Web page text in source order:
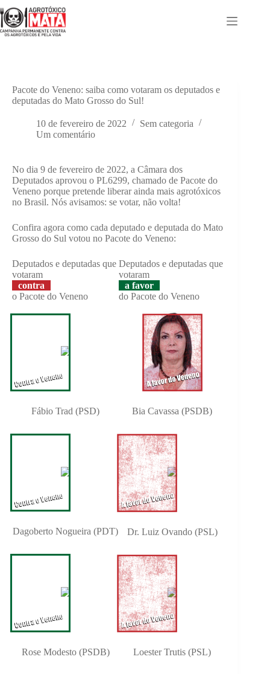
para
o
conteúdo
Pacote do Veneno: saiba como votaram os deputados e
deputadas do Mato Grosso do Sul!
10 de fevereiro de 2022
Sem categoria
Um comentário
No dia 9 de fevereiro de 2022, a Câmara dos
Deputados aprovou o PL6299, chamado de Pacote do
Veneno porque pretende liberar ainda mais agrotóxicos
no Brasil. Nós avisamos: se votar, não volta!
Confira agora como cada deputado e deputada do Mato
Grosso do Sul votou no Pacote do Veneno:
Deputados e deputadas que
votaram
contra
o Pacote do Veneno
Fábio Trad (PSD)
Dagoberto Nogueira (PDT)
Rose Modesto (PSDB)
Deputados e deputadas que
votaram
a favor
do Pacote do Veneno
Bia Cavassa (PSDB)
Dr. Luiz Ovando (PSL)
Loester Trutis (PSL)